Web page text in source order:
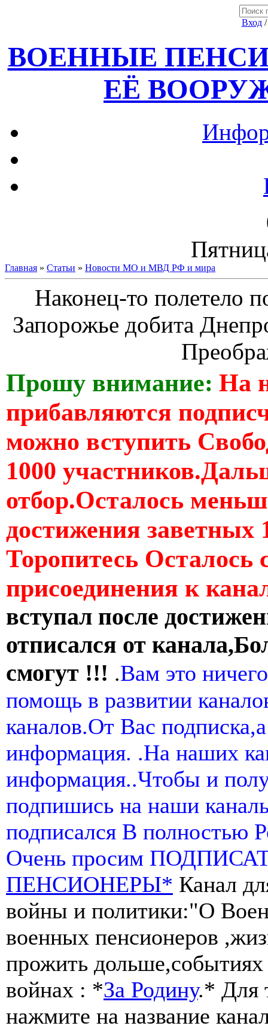
Вход
ВОЕННЫЕ
ЕЁ
Главная » Статьи » Новости МО и МВД РФ и мира
Наконец-то полетело
Запорожье добита
Прошу внимание: На
прибавляются
можно вступить
1000
отбор.Осталось
достижения заветных
Торопитесь Осталось
присоединения к
вступал после
отписался от
смогут !!! .Вам это
помощь в развитии
каналов.От Вас
информация. .На наших
информация..Чтобы и
подпишись на наши
подписался В полностью
Очень просим
ПЕНСИОНЕРЫ* Канал
войны и политики:"О
военных пенсионеров
прожить
войнах : *За Родину.* Для
нажмите на название